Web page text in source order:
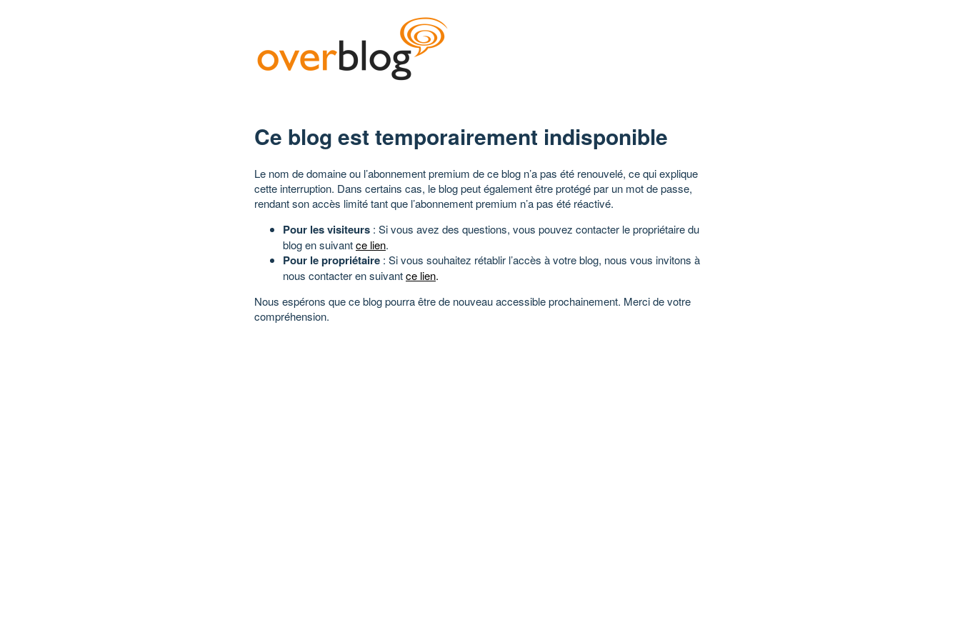
Ce blog est temporairement indisponible
Le nom de domaine ou l’abonnement premium de ce blog n’a pas été renouvelé, ce qui explique
cette interruption. Dans certains cas, le blog peut également être protégé par un mot de passe,
rendant son accès limité tant que l’abonnement premium n’a pas été réactivé.
Pour les visiteurs : Si vous avez des questions, vous pouvez contacter le propriétaire du
blog en suivantce lien.
Pour le propriétaire : Si vous souhaitez rétablir l’accès à votre blog, nous vous invitons à
nous contacter en suivantce lien.
Nous espérons que ce blog pourra être de nouveau accessible prochainement. Merci de votre
compréhension.